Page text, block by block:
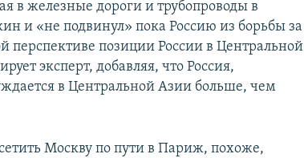
в железные дороги и трубопроводы в
и «не подвинул» пока Россию из борьбы за
перспективе позиции России в Центральной
эксперт, добавляя, что Россия,
в Центральной Азии больше, чем
Москву по пути в Париж, похоже,